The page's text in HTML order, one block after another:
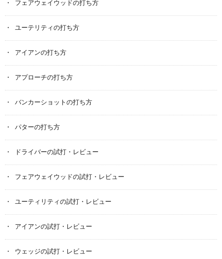
フェアウェイウッドの打ち方
ユーテリティの打ち方
アイアンの打ち方
アプローチの打ち方
バンカーショットの打ち方
パターの打ち方
ドライバーの試打・レビュー
フェアウェイウッドの試打・レビュー
ユーティリティの試打・レビュー
アイアンの試打・レビュー
ウェッジの試打・レビュー